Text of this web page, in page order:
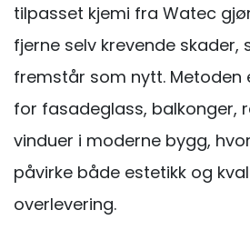
tilpasset kjemi fra Watec
fjerne selv krevende skader,
fremstår som nytt.
for fasadeglass, balkonger,
vinduer i moderne bygg,
påvirke både estetikk og
overlevering.